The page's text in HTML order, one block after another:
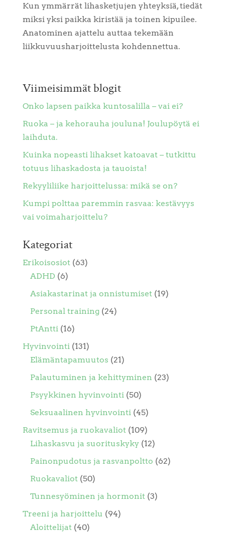
Kun ymmärrät lihasketjujen yhteyksiä, tiedät
miksi yksi paikka kiristää ja toinen kipuilee.
Anatominen ajattelu auttaa tekemään
liikkuvuusharjoittelusta kohdennettua.
Viimeisimmät blogit
Onko lapsen paikka kuntosalilla – vai ei?
Ruoka – ja kehorauha jouluna! Joulupöytä ei
laihduta.
Kuinka nopeasti lihakset katoavat – tutkittu
totuus lihaskadosta ja tauoista!
Rekyyliliike harjoittelussa: mikä se on?
Kumpi polttaa paremmin rasvaa: kestävyys
vai voimaharjoittelu?
Kategoriat
Erikoisosiot(63)
ADHD(6)
Asiakastarinat ja onnistumiset(19)
Personal training (24)
PtAntti(16)
Hyvinvointi(131)
Elämäntapamuutos (21)
Palautuminen ja kehittyminen (23)
Psyykkinen hyvinvointi(50)
Seksuaalinen hyvinvointi(45)
Ravitsemus ja ruokavaliot(109)
Lihaskasvu ja suorituskyky(12)
Painonpudotus ja rasvanpoltto (62)
Ruokavaliot(50)
Tunnesyöminen ja hormonit(3)
Treeni ja harjoittelu (94)
Aloittelijat(40)